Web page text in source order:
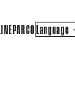
Language